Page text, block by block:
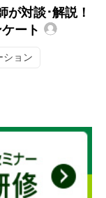
が対談･解説！
ート
ション